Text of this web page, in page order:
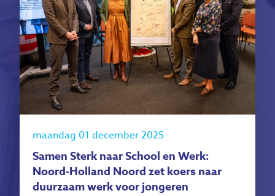
maandag 01 december 2025
Samen Sterk naar School en Werk:
Noord-Holland Noord zet koers naar
duurzaam werk voor jongeren